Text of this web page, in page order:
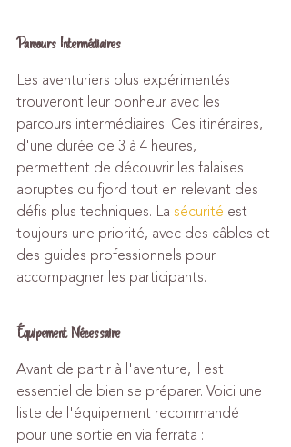
Parcours Intermédiaires
Les aventuriers plus expérimentés
trouveront leur bonheur avec les
parcours intermédiaires. Ces itinéraires,
d'une durée de 3 à 4 heures,
permettent de découvrir les falaises
abruptes du fjord tout en relevant des
défis plus techniques. La sécurité est
toujours une priorité, avec des câbles et
des guides professionnels pour
accompagner les participants.
Équipement Nécessaire
Avant de partir à l'aventure, il est
essentiel de bien se préparer. Voici une
liste de l'équipement recommandé
pour une sortie en via ferrata :